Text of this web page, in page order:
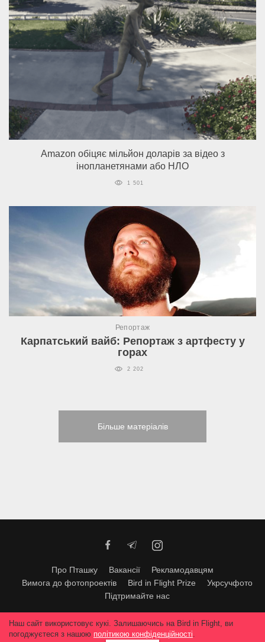
Amazon обіцяє мільйон доларів за відео з
інопланетянами або НЛО
1 501
Репортаж
Карпатський вайб: Репортаж з артфесту у
горах
2 202
Більше матеріалів
Про Пташку Вакансії
Рекламодавцям
Вимога до фотопроектів
Bird in Flight Prize
Укрсучфото
Підтримайте нас
Будь-яке використання матеріалів допускається тільки за згодою
редакції © 2026, Bird In Flight.
Наш сайт використовує кукі. Залишаючись на Bird in Flight, ви
погоджуєтеся з нашою політикою конфіденційності.